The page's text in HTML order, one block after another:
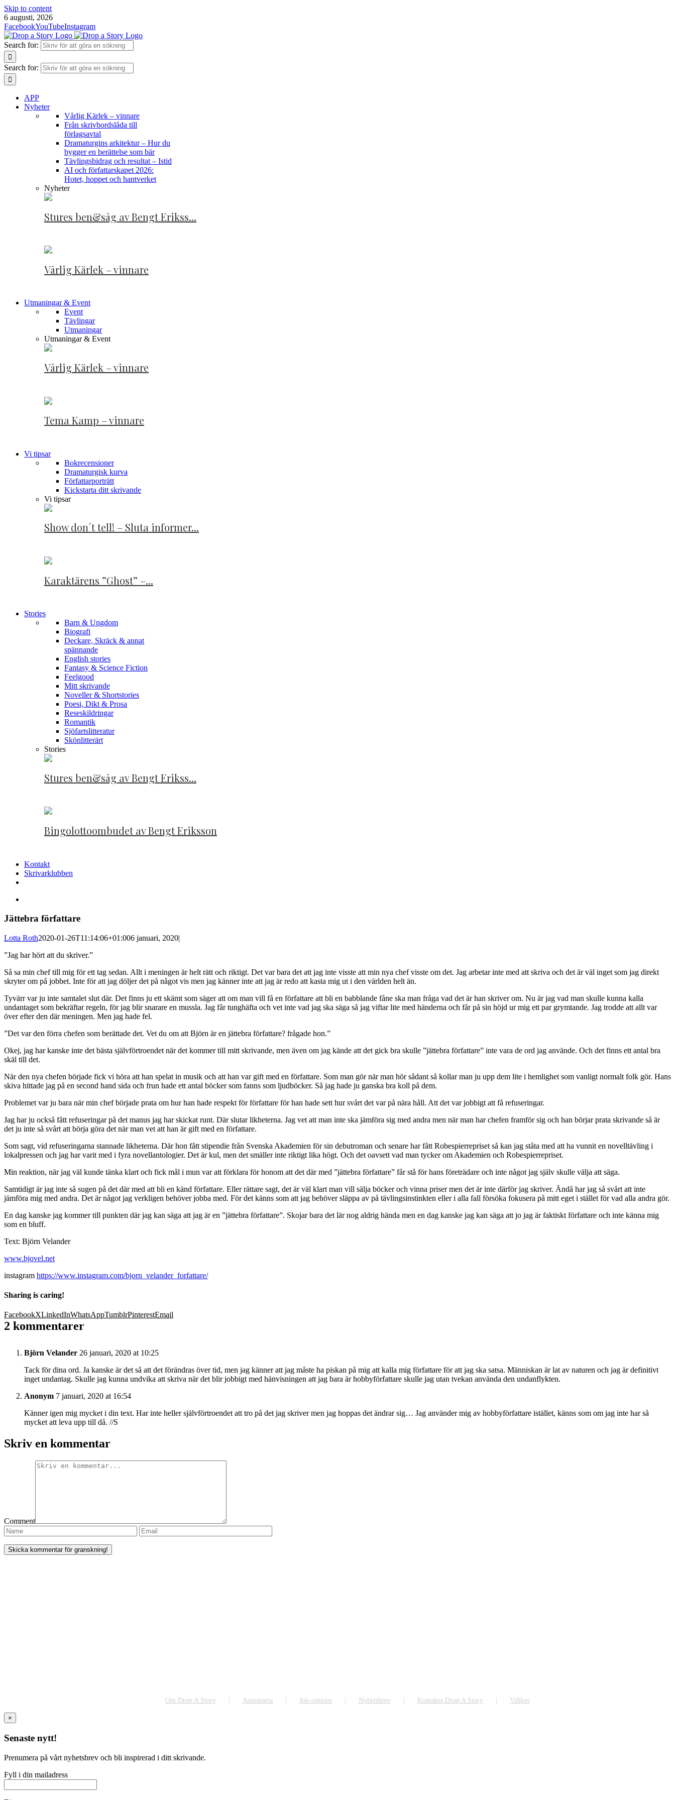
Skip to content
6 augusti, 2026
FacebookYouTubeInstagram
Search for:
Search for:
APP
Nyheter
Vårlig Kärlek – vinnare
Från skrivbordslåda till
förlagsavtal
Dramaturgins arkitektur – Hur du
bygger en berättelse som bär
Tävlingsbidrag och resultat – Istid
AI och författarskapet 2026:
Hotet, hoppet och hantverket
Nyheter
Stures ben&såg av Bengt Erikss...
Vårlig Kärlek – vinnare
Utmaningar & Event
Event
Tävlingar
Utmaningar
Utmaningar & Event
Vårlig Kärlek – vinnare
Tema Kamp – vinnare
Vi tipsar
Bokrecensioner
Dramaturgisk kurva
Författarporträtt
Kickstarta ditt skrivande
Vi tipsar
Show don´t tell! – Sluta informer...
Karaktärens ”Ghost” –...
Stories
Barn & Ungdom
Biografi
Deckare, Skräck & annat
spännande
English stories
Fantasy & Science Fiction
Feelgood
Mitt skrivande
Noveller & Shortstories
Poesi, Dikt & Prosa
Reseskildringar
Romantik
Sjöfartslitteratur
Skönlitterärt
Stories
Stures ben&såg av Bengt Erikss...
Bingolottoombudet av Bengt Eriksson
Kontakt
Skrivarklubben
Jättebra författare
Lotta Roth2020-01-26T11:14:06+01:006 januari, 2020|
”Jag har hört att du skriver.”
Så sa min chef till mig för ett tag sedan. Allt i meningen är helt rätt och riktigt. Det var bara det att jag inte visste att min nya chef visste om det. Jag arbetar inte med att skriva och det är väl inget som jag direkt
skryter om på jobbet. Inte för att jag döljer det på något vis men jag känner inte att jag är redo att kasta mig ut i den världen helt än.
Tyvärr var ju inte samtalet slut där. Det finns ju ett skämt som säger att om man vill få en författare att bli en babblande fåne ska man fråga vad det är han skriver om. Nu är jag vad man skulle kunna kalla
undantaget som bekräftar regeln, för jag blir snarare en mussla. Jag får tunghäfta och vet inte vad jag ska säga så jag viftar lite med händerna och får på sin höjd ur mig ett par grymtande. Jag trodde att allt var
över efter den där meningen. Men jag hade fel.
”Det var den förra chefen som berättade det. Vet du om att Björn är en jättebra författare? frågade hon.”
Okej, jag har kanske inte det bästa självförtroendet när det kommer till mitt skrivande, men även om jag kände att det gick bra skulle ”jättebra författare” inte vara de ord jag använde. Och det finns ett antal bra
skäl till det.
När den nya chefen började fick vi höra att han spelat in musik och att han var gift med en författare. Som man gör när man hör sådant så kollar man ju upp dem lite i hemlighet som vanligt normalt folk gör. Hans
skiva hittade jag på en second hand sida och frun hade ett antal böcker som fanns som ljudböcker. Så jag hade ju ganska bra koll på dem.
Problemet var ju bara när min chef började prata om hur han hade respekt för författare för han hade sett hur svårt det var på nära håll. Att det var jobbigt att få refuseringar.
Jag har ju också fått refuseringar på det manus jag har skickat runt. Där slutar likheterna. Jag vet att man inte ska jämföra sig med andra men när man har chefen framför sig och han börjar prata skrivande så är
det ju inte så svårt att börja göra det när man vet att han är gift med en författare.
Som sagt, vid refuseringarna stannade likheterna. Där hon fått stipendie från Svenska Akademien för sin debutroman och senare har fått Robespierrepriset så kan jag ståta med att ha vunnit en novelltävling i
lokalpressen och jag har varit med i fyra novellantologier. Det är kul, men det smäller inte riktigt lika högt. Och det oavsett vad man tycker om Akademien och Robespierrepriset.
Min reaktion, när jag väl kunde tänka klart och fick mål i mun var att förklara för honom att det där med ”jättebra författare” får stå för hans företrädare och inte något jag själv skulle välja att säga.
Samtidigt är jag inte så sugen på det där med att bli en känd författare. Eller rättare sagt, det är väl klart man vill sälja böcker och vinna priser men det är inte därför jag skriver. Ändå har jag så svårt att inte
jämföra mig med andra. Det är något jag verkligen behöver jobba med. För det känns som att jag behöver släppa av på tävlingsinstinkten eller i alla fall försöka fokusera på mitt eget i stället för vad alla andra gör.
En dag kanske jag kommer till punkten där jag kan säga att jag är en ”jättebra författare”. Skojar bara det lär nog aldrig hända men en dag kanske jag kan säga att jo jag är faktiskt författare och inte känna mig
som en bluff.
Text: Björn Velander
www.bjovel.net
instagram https://www.instagram.com/bjorn_velander_forfattare/
Sharing is caring!
FacebookXLinkedInWhatsAppTumblrPinterestEmail
2 kommentarer
Björn Velander 26 januari, 2020 at 10:25
Tack för dina ord. Ja kanske är det så att det förändras över tid, men jag känner att jag måste ha piskan på mig att kalla mig författare för att jag ska satsa. Människan är lat av naturen och jag är definitivt
inget undantag. Skulle jag kunna undvika att skriva när det blir jobbigt med hänvisningen att jag bara är hobbyförfattare skulle jag utan tvekan använda den undanflykten.
Anonym 7 januari, 2020 at 16:54
Känner igen mig mycket i din text. Har inte heller självförtroendet att tro på det jag skriver men jag hoppas det ändrar sig… Jag använder mig av hobbyförfattare istället, känns som om jag inte har så
mycket att leva upp till då. //S
Skriv en kommentar
Comment
Om Drop A Story Annonsera Job-options Nyhetsbrev Kontakta Drop A Story Villkor
×
Senaste nytt!
Prenumera på vårt nyhetsbrev och bli inspirerad i ditt skrivande.
Fyll i din mailadress